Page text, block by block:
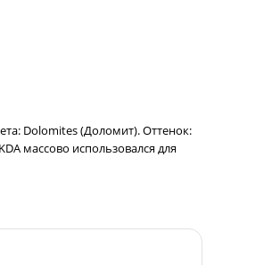
Dolomites (Доломит). Оттенок:
массово использовался для